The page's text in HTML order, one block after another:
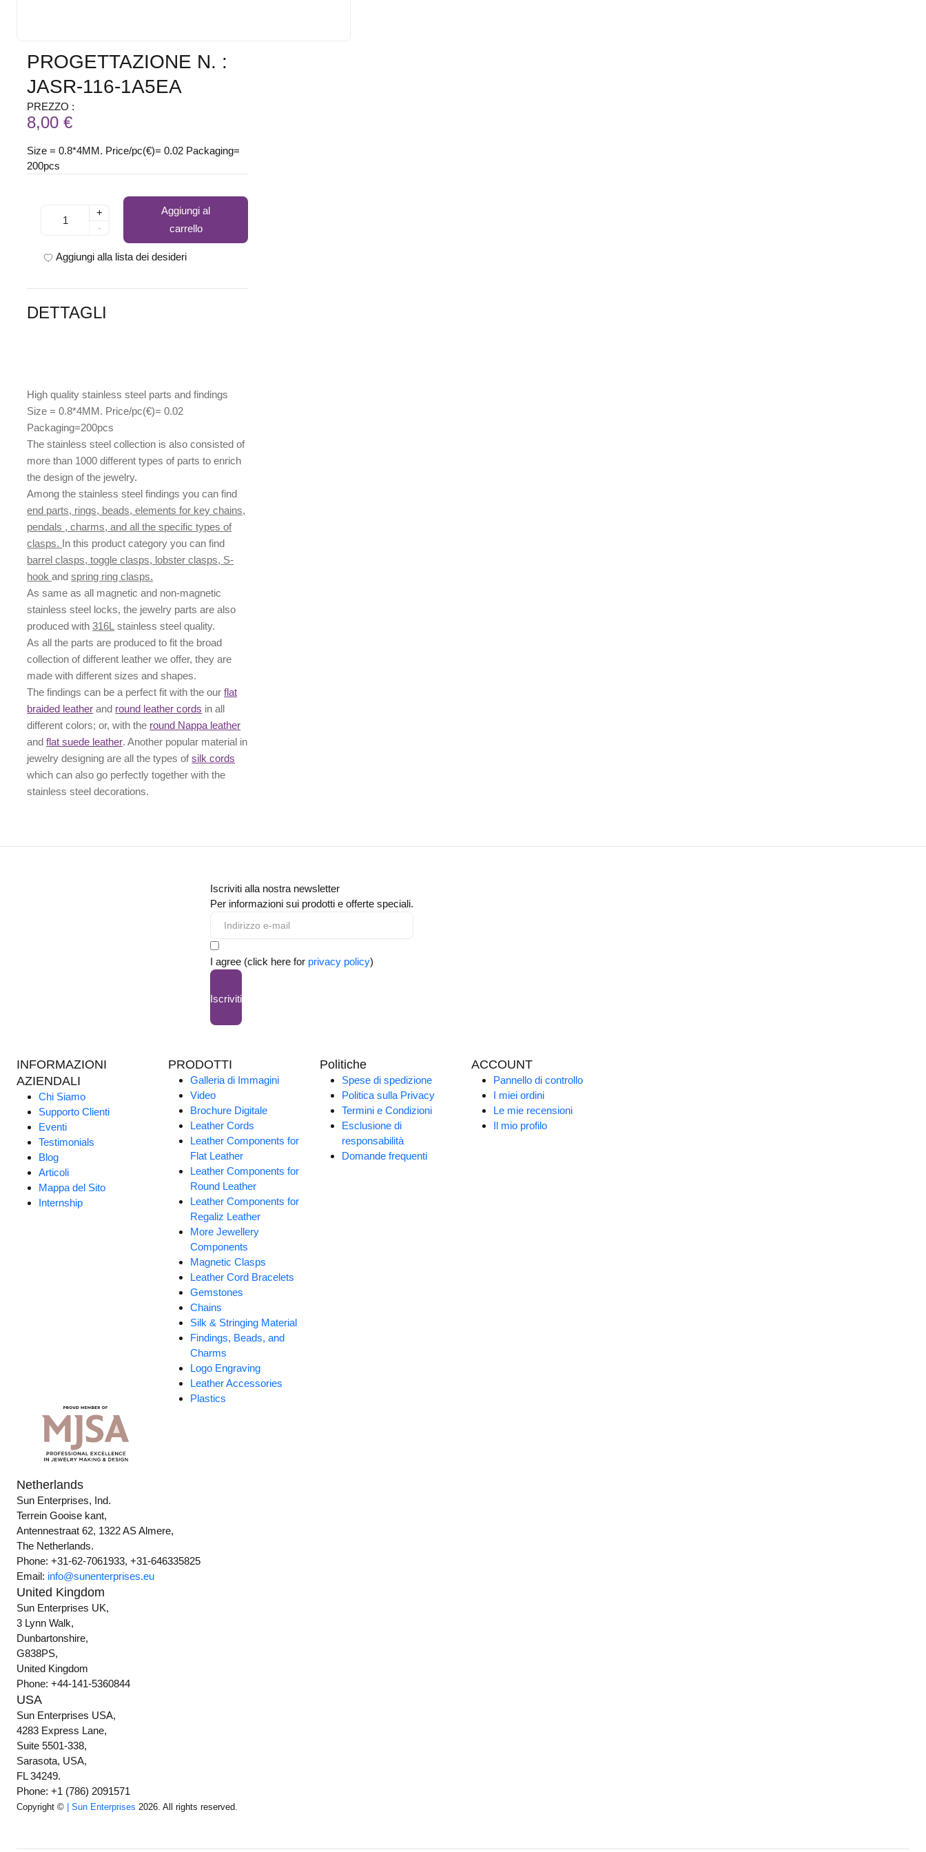
PROGETTAZIONE N. :
JASR-116-1A5EA
PREZZO :
8,00 €
Size = 0.8*4MM. Price/pc(€)= 0.02 Packaging=
200pcs
+
-
Aggiungi al
carrello
Aggiungi alla lista dei desideri
DETTAGLI
High quality stainless steel parts and findings
Size = 0.8*4MM. Price/pc(€)= 0.02
Packaging=200pcs
The stainless steel collection is also consisted of
more than 1000 different types of parts to enrich
the design of the jewelry.
Among the stainless steel findings you can find
end parts, rings, beads, elements for key chains,
pendals , charms, and all the specific types of
clasps. In this product category you can find
barrel clasps, toggle clasps, lobster clasps, S-
hookandspring ring clasps.
As same as all magnetic and non-magnetic
stainless steel locks, the jewelry parts are also
produced with316L stainless steel quality.
As all the parts are produced to fit the broad
collection of different leather we offer, they are
made with different sizes andshapes.
The findings can be a perfect fit with the ourflat
braided leather and round leather cords in all
different colors; or, with the round Nappa leather
andflat suede leather. Another popular material in
jewelry designing are all the types ofsilk cords
which can also go perfectly together with the
stainless steel decorations.
Iscriviti alla nostra newsletter
Per informazioni sui prodotti e offerte speciali.
I agree (click here for privacy policy)
Iscriviti
INFORMAZIONI
AZIENDALI
Chi Siamo
Supporto Clienti
Eventi
Testimonials
Blog
Articoli
Mappa del Sito
Internship
PRODOTTI
Galleria di Immagini
Video
Brochure Digitale
Leather Cords
Leather Components for
Flat Leather
Leather Components for
Round Leather
Leather Components for
Regaliz Leather
More Jewellery
Components
Magnetic Clasps
Leather Cord Bracelets
Gemstones
Chains
Silk & Stringing Material
Findings, Beads, and
Charms
Logo Engraving
Leather Accessories
Plastics
Politiche
Spese di spedizione
Politica sulla Privacy
Termini e Condizioni
Esclusione di
responsabilità
Domande frequenti
ACCOUNT
Pannello di controllo
I miei ordini
Le mie recensioni
Il mio profilo
Netherlands
Sun Enterprises, Ind.
Terrein Gooise kant,
Antennestraat 62, 1322 AS Almere,
The Netherlands.
Phone: +31-62-7061933, +31-646335825
Email: info@sunenterprises.eu
United Kingdom
Sun Enterprises UK,
3 Lynn Walk,
Dunbartonshire,
G838PS,
United Kingdom
Phone: +44-141-5360844
USA
Sun Enterprises USA,
4283 Express Lane,
Suite 5501-338,
Sarasota, USA,
FL 34249.
Phone: +1 (786) 2091571
Copyright © | Sun Enterprises 2026. All rights reserved.